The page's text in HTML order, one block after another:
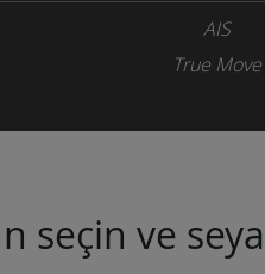
AIS
True Move
seçin ve